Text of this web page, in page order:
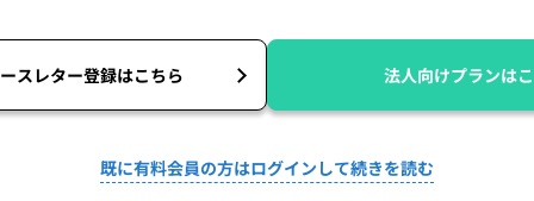
スレター登録はこちら 法人向けプランは
既に有料会員の方はログインして続きを読む